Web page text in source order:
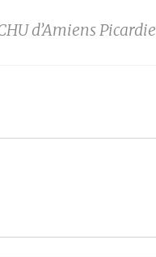
d’Amiens Picardie